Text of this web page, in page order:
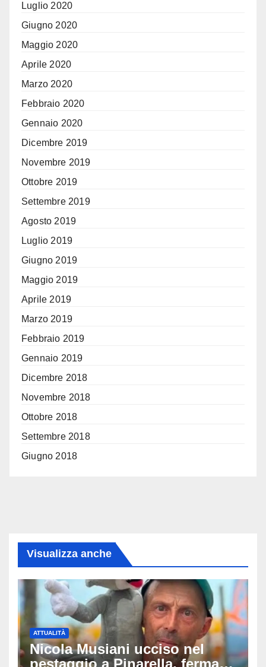
Luglio 2020
Giugno 2020
Maggio 2020
Aprile 2020
Marzo 2020
Febbraio 2020
Gennaio 2020
Dicembre 2019
Novembre 2019
Ottobre 2019
Settembre 2019
Agosto 2019
Luglio 2019
Giugno 2019
Maggio 2019
Aprile 2019
Marzo 2019
Febbraio 2019
Gennaio 2019
Dicembre 2018
Novembre 2018
Ottobre 2018
Settembre 2018
Giugno 2018
Visualizza anche
ATTUALITÀ
Nicola Musiani ucciso nel
pestaggio a Pinarella, fermati